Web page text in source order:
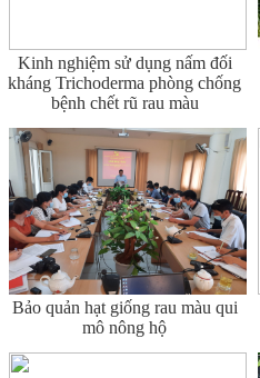
Kinh nghiệm sử dụng nấm đối
kháng Trichoderma phòng chống
bệnh chết rũ rau màu
Bảo quản hạt giống rau màu qui
mô nông hộ